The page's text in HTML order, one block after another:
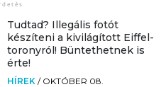
Tudtad? Illegális fotót
készíteni a kivilágított Eiffel-
toronyról! Büntethetnek is
érte!
HÍREK / OKTÓBER 08.